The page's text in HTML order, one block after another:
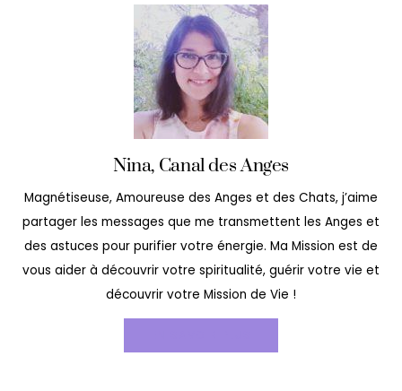
Nina, Canal des Anges
Magnétiseuse, Amoureuse des Anges et des Chats, j’aime
partager les messages que me transmettent les Anges et
des astuces pour purifier votre énergie. Ma Mission est de
vous aider à découvrir votre spiritualité, guérir votre vie et
découvrir votre Mission de Vie !